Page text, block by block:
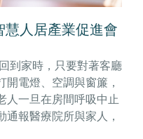
慧人居產業促進會
到家時，只要對著客廳
電燈、空調與窗簾，
人一旦在房間呼吸中止
報醫療院所與家人，